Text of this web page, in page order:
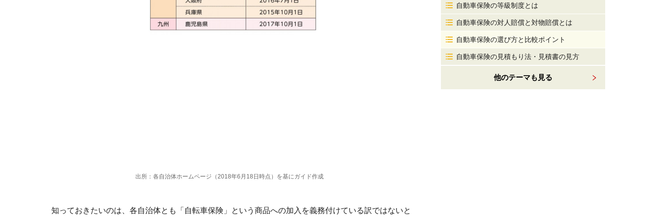
出所：各自治体ホームページ（2018年6月18日時点）を基にガイド作成
知っておきたいのは、各自治体とも「自転車保険」という商品への加入を義務付けている訳ではないと
自動車保険の等級制度とは
自動車保険の対人賠償と対物賠償とは
自動車保険の選び方と比較ポイント
自動車保険の見積もり法・見積書の見方
他のテーマも見る